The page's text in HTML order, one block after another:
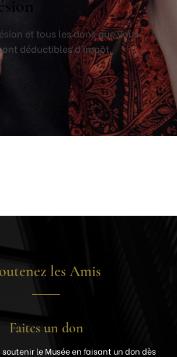
et tous les dons que vous
déductibles d’impôt.
les Amis
Faites un don
le Musée en faisant un don dès